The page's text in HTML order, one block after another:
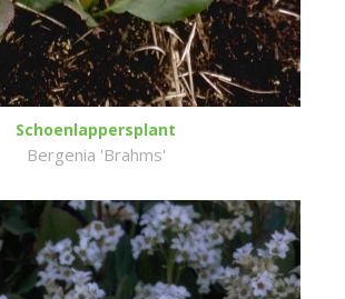
Schoenlappersplant
Bergenia 'Brahms'